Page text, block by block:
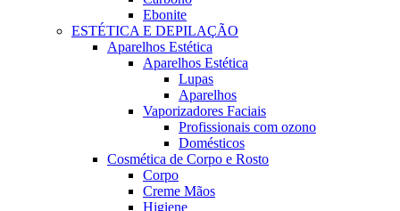
Ebonite
ESTÉTICA E DEPILAÇÃO
Aparelhos Estética
Aparelhos Estética
Lupas
Aparelhos
Vaporizadores Faciais
Profissionais com ozono
Domésticos
Cosmética de Corpo e Rosto
Corpo
Creme Mãos
Higiene